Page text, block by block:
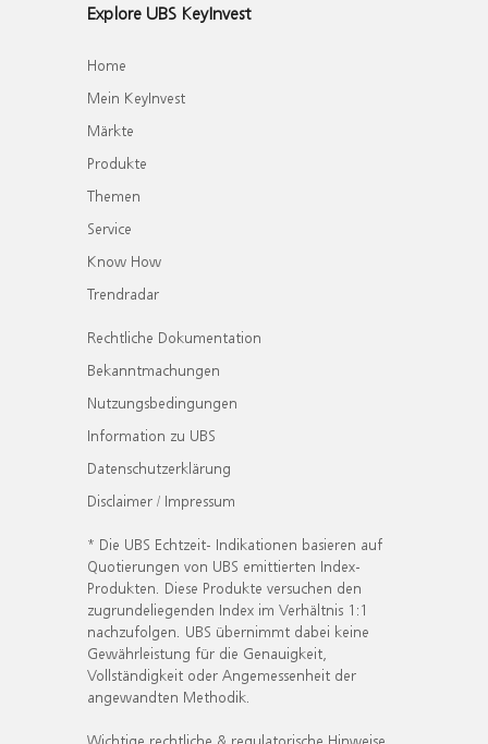
Explore UBS KeyInvest
Home
Mein KeyInvest
Märkte
Produkte
Themen
Service
Know How
Trendradar
Rechtliche Dokumentation
Bekanntmachungen
Nutzungsbedingungen
Information zu UBS
Datenschutzerklärung
Disclaimer / Impressum
* Die UBS Echtzeit- Indikationen basieren auf
Quotierungen von UBS emittierten Index-
Produkten. Diese Produkte versuchen den
zugrundeliegenden Index im Verhältnis 1:1
nachzufolgen. UBS übernimmt dabei keine
Gewährleistung für die Genauigkeit,
Vollständigkeit oder Angemessenheit der
angewandten Methodik.